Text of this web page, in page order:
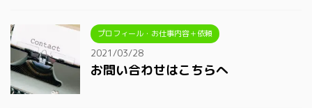
プロフィール・お仕事内容＋依頼
2021/03/28
お問い合わせはこちらへ